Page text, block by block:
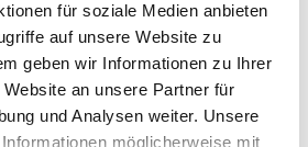
für soziale Medien anbieten
auf unsere Website zu
geben wir Informationen zu Ihrer
an unsere Partner für
und Analysen weiter. Unsere
möglicherweise mit